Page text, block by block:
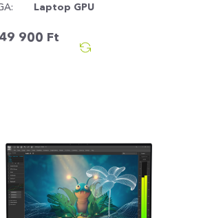
Laptop GPU
900 Ft